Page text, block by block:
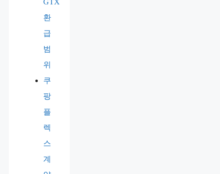
환
급
범
위
쿠
팡
플
렉
스
계